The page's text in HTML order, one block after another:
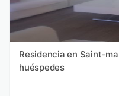
Residencia en Saint-
huéspedes